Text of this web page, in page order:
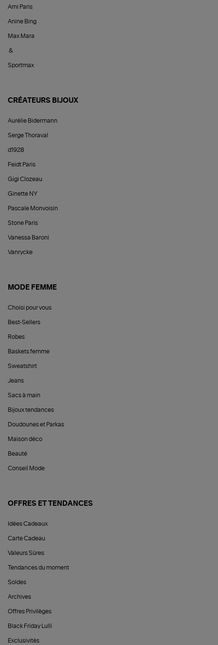
Ami Paris
Anine Bing
Max Mara
&
Sportmax
CRÉATEURS BIJOUX
Aurélie Bidermann
Serge Thoraval
d1928
Feidt Paris
Gigi Clozeau
Ginette NY
Pascale Monvoisin
Stone Paris
Vanessa Baroni
Vanrycke
MODE FEMME
Choisi pour vous
Best-Sellers
Robes
Baskets femme
Sweatshirt
Jeans
Sacs à main
Bijoux tendances
Doudounes et Parkas
Maison déco
Beauté
Conseil Mode
OFFRES ET TENDANCES
Idées Cadeaux
Carte Cadeau
Valeurs Sûres
Tendances du moment
Soldes
Archives
Offres Privilèges
Black Friday Lulli
Exclusivités